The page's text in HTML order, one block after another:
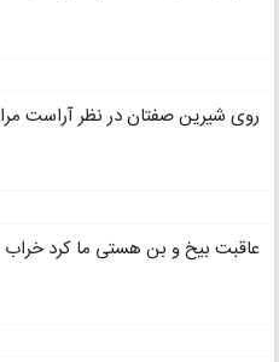
روی شیرین صفتان در نظر آراست مرا
عاقبت بیخ و بن هستی ما کرد خراب